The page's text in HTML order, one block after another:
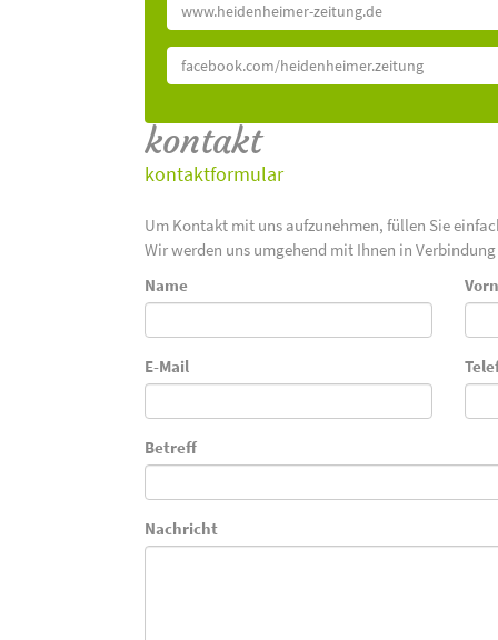
www.heidenheimer-zeitung.de
facebook.com/heidenheimer.zeitung
kontakt
kontaktformular
Um Kontakt mit uns aufzunehmen, füllen Sie
Wir werden uns umgehend mit Ihnen in
Name
E-Mail
Betreff
Nachricht